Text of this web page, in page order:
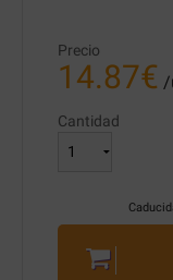
Precio
14.87€ /
Cantidad